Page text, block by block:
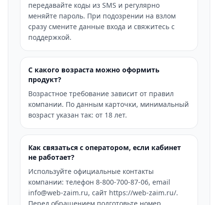
передавайте коды из SMS и регулярно
меняйте пароль. При подозрении на взлом
сразу смените данные входа и свяжитесь с
поддержкой.
С какого возраста можно оформить
продукт?
Возрастное требование зависит от правил
компании. По данным карточки, минимальный
возраст указан так: от 18 лет.
Как связаться с оператором, если кабинет
не работает?
Используйте официальные контакты
компании: телефон 8-800-700-87-06, email
info@web-zaim.ru, сайт https://web-zaim.ru/.